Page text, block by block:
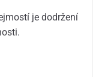
je dodržení